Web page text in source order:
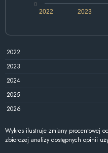
2022 2023
0
2022
2023
2024
2025
2026
Wykres ilustruje zmiany procentowej
zbiorczej analizy dostępnych opinii